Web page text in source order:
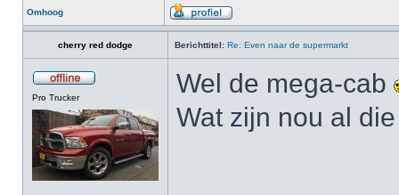
Omhoog
cherry red dodge Berichttitel: Re: Even naar de supermarkt
Pro Trucker
Wel de mega-cab
Wat zijn nou al